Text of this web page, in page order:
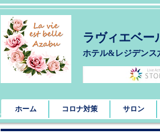
ラヴィエベー
ホテル&レジデンス
ホーム コロナ対策 サロン